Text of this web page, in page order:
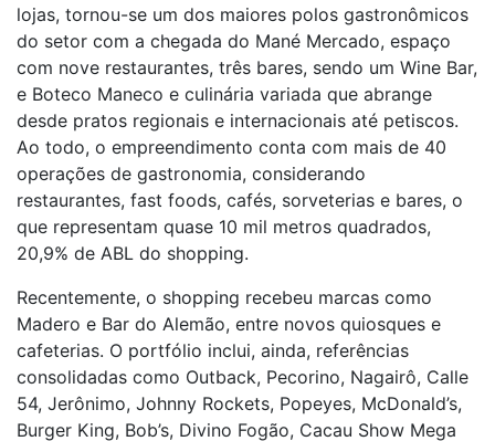
lojas, tornou-se um dos maiores polos gastronômicos
do setor com a chegada do Mané Mercado, espaço
com nove restaurantes, três bares, sendo um Wine Bar,
e Boteco Maneco e culinária variada que abrange
desde pratos regionais e internacionais até petiscos.
Ao todo, o empreendimento conta com mais de 40
operações de gastronomia, considerando
restaurantes, fast foods, cafés, sorveterias e bares, o
que representam quase 10 mil metros quadrados,
20,9% de ABL do shopping.
Recentemente, o shopping recebeu marcas como
Madero e Bar do Alemão, entre novos quiosques e
cafeterias. O portfólio inclui, ainda, referências
consolidadas como Outback, Pecorino, Nagairô, Calle
54, Jerônimo, Johnny Rockets, Popeyes, McDonald’s,
Burger King, Bob’s, Divino Fogão, Cacau Show Mega